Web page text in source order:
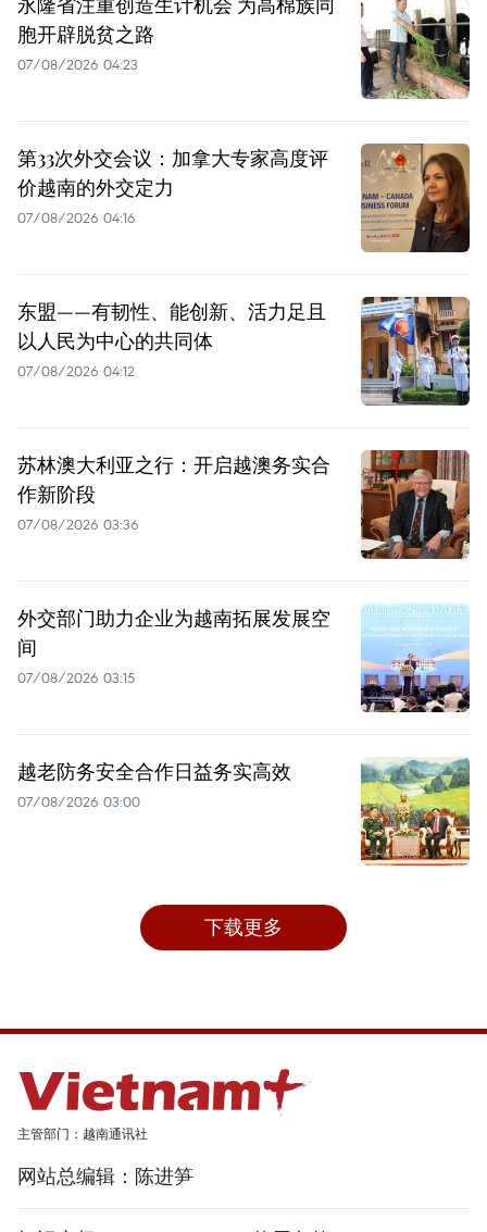
胞开辟脱贫之路
07/08/2026 04:23
第33次外交会议：加拿大专家高度评
价越南的外交定力
07/08/2026 04:16
东盟——有韧性、能创新、活力足且
以人民为中心的共同体
07/08/2026 04:12
苏林澳大利亚之行：开启越澳务实合
作新阶段
07/08/2026 03:36
外交部门助力企业为越南拓展发展空
间
07/08/2026 03:15
越老防务安全合作日益务实高效
07/08/2026 03:00
下载更多
主管部门：越南通讯社
网站总编辑：陈进笋